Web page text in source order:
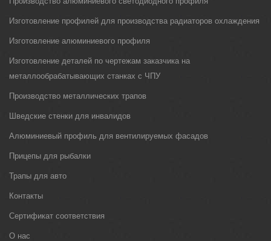
Изготовление профилей для производства радиаторов охлаждения
Изготовление алюминиевого профиля
Изготовление деталей по чертежам заказчика на
металлообрабатывающих станках с ЧПУ
Производство металлических трапов
Шведские стенки для инвалидов
Алюминиевый профиль для вентилируемых фасадов
Прицепы для рыбалки
Трапы для авто
Контакты
Сертификат соответствия
О нас